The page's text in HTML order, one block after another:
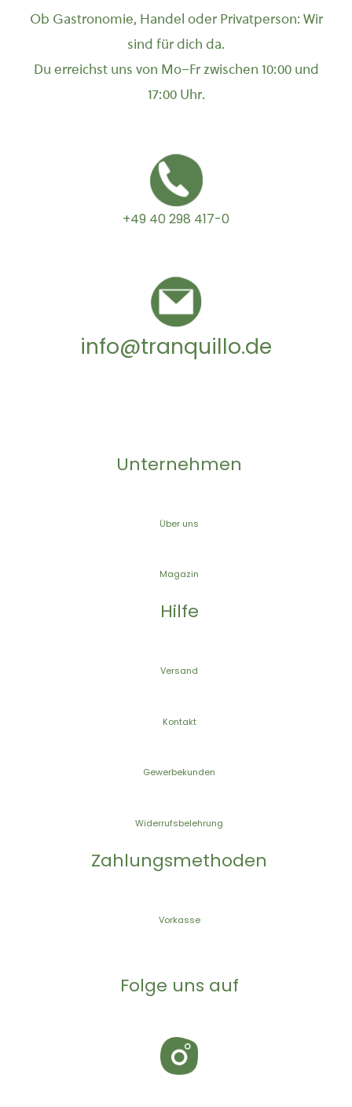
Ob Gastronomie, Handel oder Privatperson: Wir
sind für dich da.
Du erreichst uns von Mo–Fr zwischen 10:00 und
17:00 Uhr.
+49 40 298 417-0
info@tranquillo.de
Unternehmen
Über uns
Magazin
Hilfe
Versand
Kontakt
Gewerbekunden
Widerrufsbelehrung
Zahlungsmethoden
Vorkasse
Folge uns auf